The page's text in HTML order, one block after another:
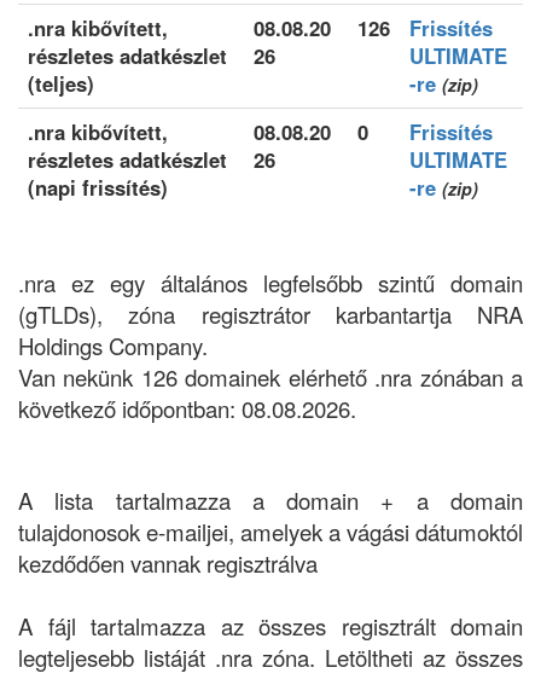
.nra kibővített,
részletes adatkészlet
(teljes)
08.08.20
26
126
Frissítés
ULTIMATE
-re (zip)
.nra kibővített,
részletes adatkészlet
(napi frissítés)
08.08.20
26
0
Frissítés
ULTIMATE
-re (zip)
.nra ez egy általános legfelsőbb szintű domain
(gTLDs), zóna regisztrátor karbantartja NRA
Holdings Company.
Van nekünk 126 domainek elérhető .nra zónában a
következő időpontban: 08.08.2026.
A lista tartalmazza a domain + a domain
tulajdonosok e-mailjei, amelyek a vágási dátumoktól
kezdődően vannak regisztrálva
A fájl tartalmazza az összes regisztrált domain
legteljesebb listáját .nra zóna. Letöltheti az összes